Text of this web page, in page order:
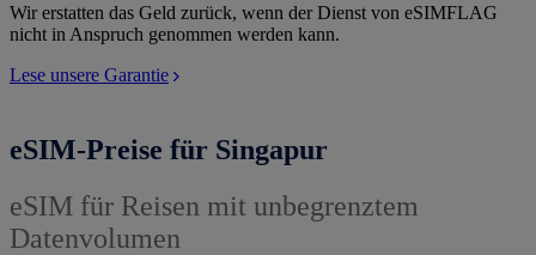
Wir erstatten das Geld zurück, wenn der Dienst von eSIMFLAG
nicht in Anspruch genommen werden kann.
Lese unsere Garantie
eSIM-Preise für Singapur
eSIM für Reisen mit unbegrenztem
Datenvolumen